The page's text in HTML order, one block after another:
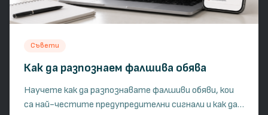
Съвети
Как да разпознаем фалшива обява
Научете как да разпознавате фалшиви обяви, кои
са най-честите предупредителни сигнали и как да